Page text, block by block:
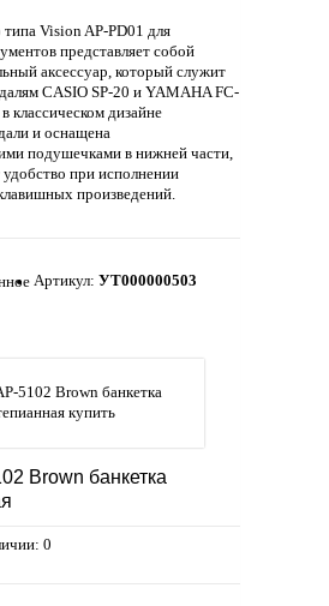
типа Vision AP-PD01 для
представляет собой
аксессуар, который служит
CASIO SP-20 и YAMAHA FC-
классическом дизайне
и оснащена
подушечками в нижней части,
удобство при исполнении
произведений.
Артикул: УТ000000503
Brown банкетка
0